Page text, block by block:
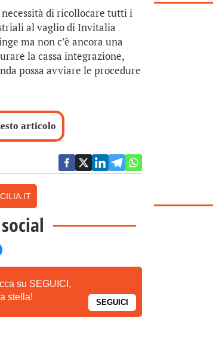
necessità di ricollocare tutti i
al vaglio di Invitalia
ma non c’è ancora una
la cassa integrazione,
possa avviare le procedure
articolo
su SEGUICI,
stella!
SEGUICI